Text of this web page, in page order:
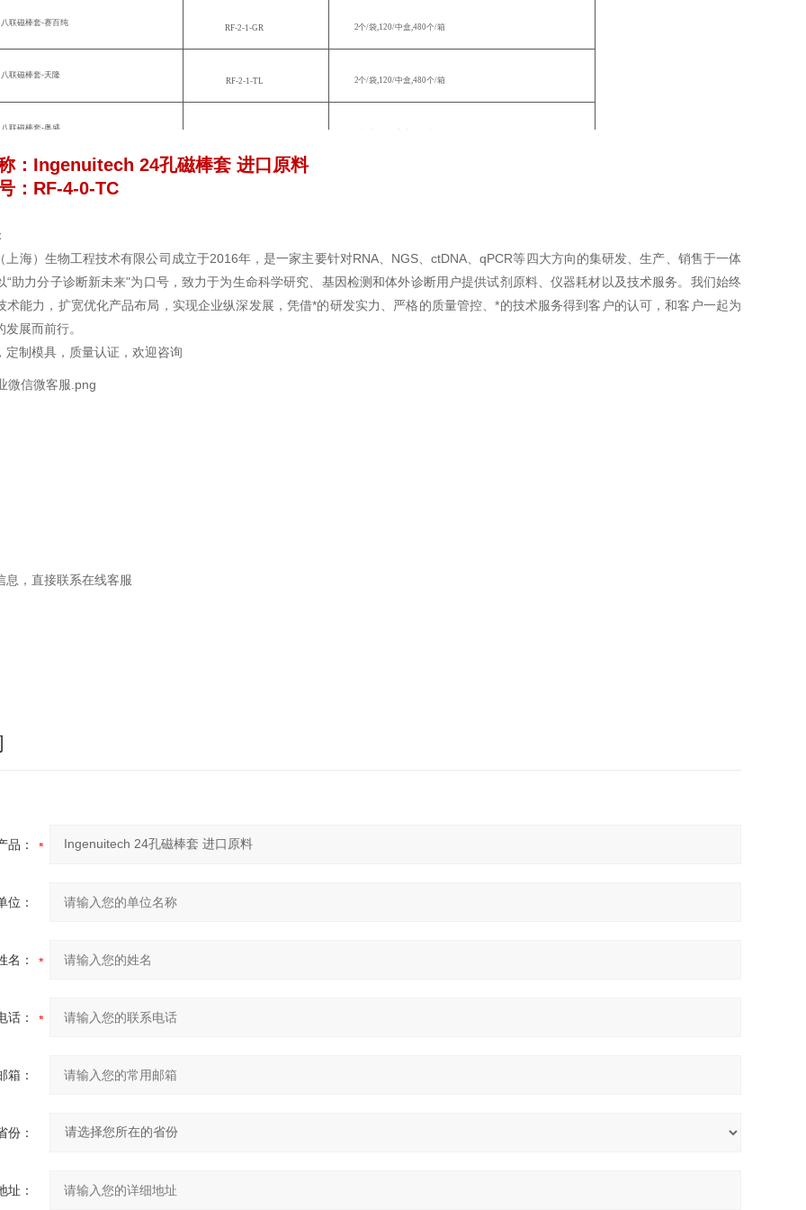
八联磁棒套-赛百纯
RF-2-1-GR 2个/袋,120/中盒,480个/箱
八联磁棒套-天隆
RF-2-1-TL 2个/袋,120/中盒,480个/箱
八联磁棒套-奥盛
八联磁棒套-硕世
八联磁棒套
单管磁棒套-天隆
： Ingenuitech 24孔磁棒套 进口原料
：RF-4-0-TC
上海）生物工程技术有限公司成立于2016年，是一家主要针对RNA、NGS、ctDNA、qPCR等四大方向的集研发、生产、销售于一体
“助力分子诊断新未来"为口号，致力于为生命科学研究、基因检测和体外诊断用户提供试剂原料、仪器耗材以及技术服务。我们始终
术能力，扩宽优化产品布局，实现企业纵深发展，凭借*的研发实力、严格的质量管控、*的技术服务得到客户的认可，和客户一起为
展而前行。
定制模具，质量认证，欢迎咨询
息，直接联系在线客服
品：
位：
名：
话：
箱：
份：
址：